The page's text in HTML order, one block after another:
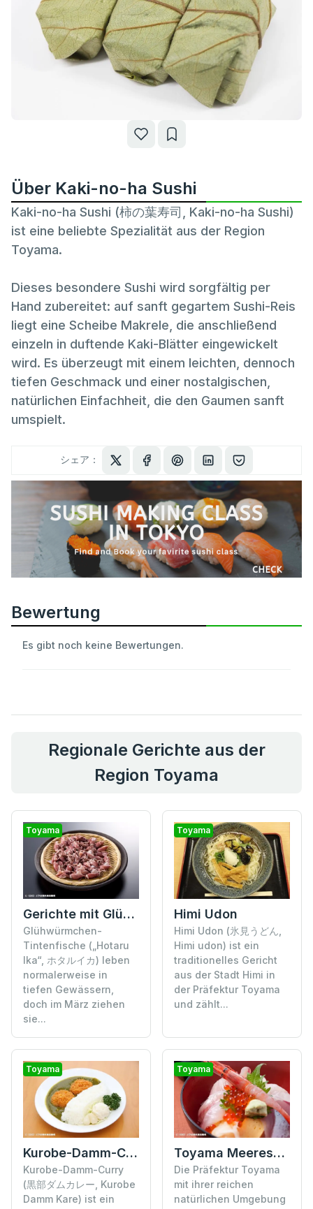
Über Kaki-no-ha Sushi
Kaki-no-ha Sushi (柿の葉寿司, Kaki-no-ha Sushi)
ist eine beliebte Spezialität aus der Region
Toyama.
Dieses besondere Sushi wird sorgfältig per
Hand zubereitet: auf sanft gegartem Sushi-Reis
liegt eine Scheibe Makrele, die anschließend
einzeln in duftende Kaki-Blätter eingewickelt
wird. Es überzeugt mit einem leichten, dennoch
tiefen Geschmack und einer nostalgischen,
natürlichen Einfachheit, die den Gaumen sanft
umspielt.
シェア：
Bewertung
Es gibt noch keine Bewertungen.
Regionale Gerichte aus der
Region Toyama
Toyama
Gerichte mit Glühwürmchen-Tintenfischen
Glühwürmchen-
Tintenfische („Hotaru
Ika“, ホタルイカ) leben
normalerweise in
tiefen Gewässern,
doch im März ziehen
sie...
Toyama
Himi Udon
Himi Udon (氷見うどん,
Himi udon) ist ein
traditionelles Gericht
aus der Stadt Himi in
der Präfektur Toyama
und zählt...
Toyama
Kurobe-Damm-Curry
Kurobe-Damm-Curry
(黒部ダムカレー, Kurobe
Damm Kare) ist ein
Toyama
Toyama Meeresfrüchte-Schüssel
Die Präfektur Toyama
mit ihrer reichen
natürlichen Umgebung